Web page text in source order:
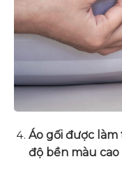
Áo gối được
độ bền màu cao